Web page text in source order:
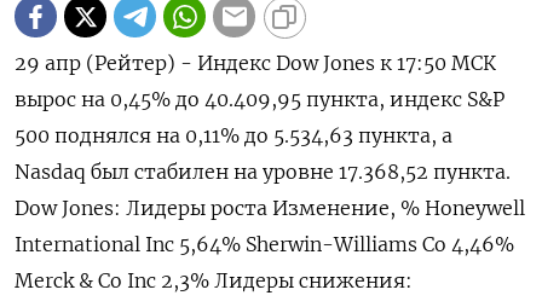
29 апр (Рейтер) - Индекс Dow Jones к 17:50 МСК
вырос на 0,45% до 40.409,95 пункта, индекс S&P
500 поднялся на 0,11% до 5.534,63​ пункта, а
Nasdaq был стабилен на уровне 17.368,52 пункта.
Dow Jones: Лидеры роста Изменение, % Honeywell
International Inc 5,64% Sherwin-Williams Co 4,46%
Merck & Co Inc 2,3% Лидеры снижения: